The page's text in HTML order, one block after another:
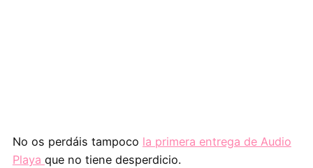
No os perdáis tampoco la primera entrega de Audio
Playa que no tiene desperdicio.